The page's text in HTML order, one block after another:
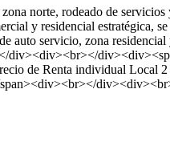
norte, rodeado de
y residencial estratégica,
servicio, zona
div><div><br></
de Renta individual Local